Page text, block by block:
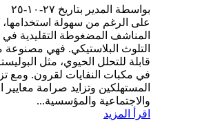
بواسطة المدير بتاريخ ٢٧-١٠-٢٥
على الرغم من سهولة
المناشف المضغوطة التقليدية
التلوث البلاستيكي. فهي مصنوعة
قابلة للتحلل الحيوي، مثل
في مكبات النفايات لقرون. ومع
المستهلكين وتزايد صرامة معايير
والاجتماعية والمؤسسية...
اقرأ المزيد